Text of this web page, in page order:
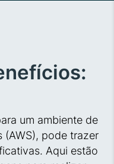
um ambiente de
(AWS), pode trazer
Aqui estão